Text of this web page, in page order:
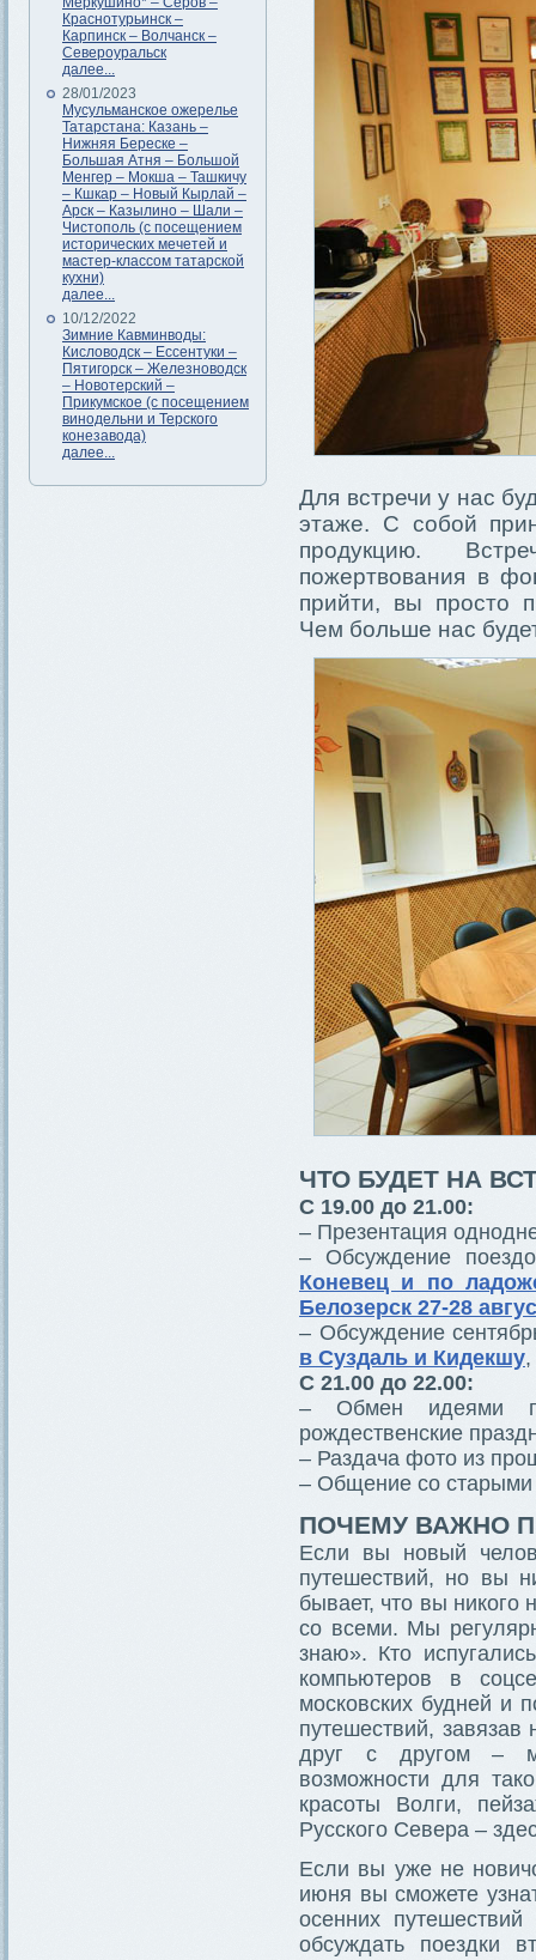
Краснотурьинск –
Карпинск – Волчанск –
Североуральск
далее...
28/01/2023
Мусульманское ожерелье
Татарстана: Казань –
Нижняя Береске –
Большая Атня – Большой
Менгер – Мокша – Ташкичу
– Кшкар – Новый Кырлай –
Арск – Казылино – Шали –
Чистополь (с посещением
исторических мечетей и
мастер-классом татарской
кухни)
далее...
10/12/2022
Зимние Кавминводы:
Кисловодск – Ессентуки –
Пятигорск – Железноводск
– Новотерский –
Прикумское (с посещением
винодельни и Терского
конезавода)
далее...
Для встречи у нас
этаже. С собой
продукцию.
пожертвования в
прийти, вы просто
Чем больше нас
ЧТО БУДЕТ НА
С 19.00 до 21.00:
– Презентация
– Обсуждение
Коневец и по
Белозерск 27-28
– Обсуждение
в Суздаль и Кидекшу
C 21.00 до 22.00:
– Обмен идеями
рождественские
– Раздача фото из
– Общение со
ПОЧЕМУ ВАЖНО
Если вы новый
путешествий, но вы
бывает, что вы никого
со всеми. Мы
знаю». Кто
компьютеров в
московских будней и
путешествий,
друг с другом –
возможности для
красоты Волги,
Русского Севера –
Если вы уже не
июня вы сможете
осенних
обсуждать поездки